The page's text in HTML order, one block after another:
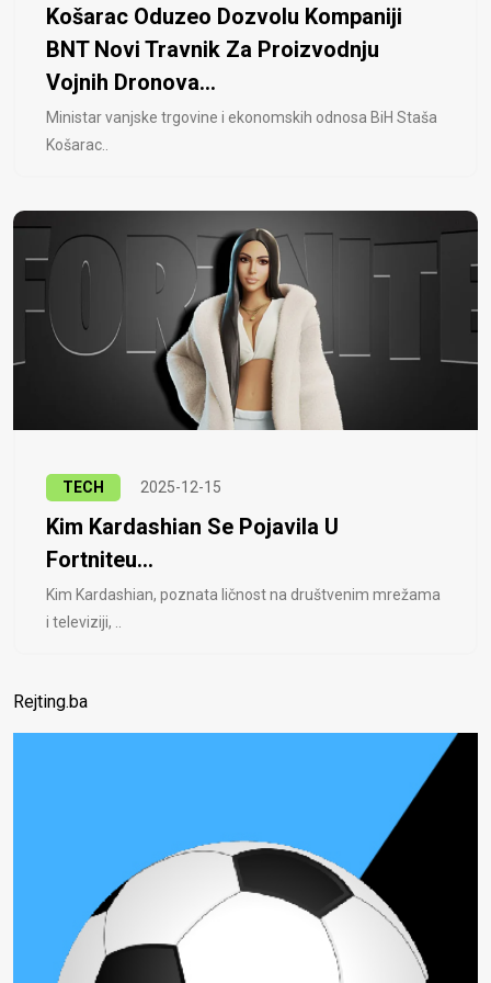
Košarac Oduzeo Dozvolu Kompaniji
BNT Novi Travnik Za Proizvodnju
Vojnih Dronova...
Ministar vanjske trgovine i ekonomskih odnosa BiH Staša
Košarac..
TECH 2025-12-15
Kim Kardashian Se Pojavila U
Fortniteu...
Kim Kardashian, poznata ličnost na društvenim mrežama
i televiziji, ..
Rejting.ba